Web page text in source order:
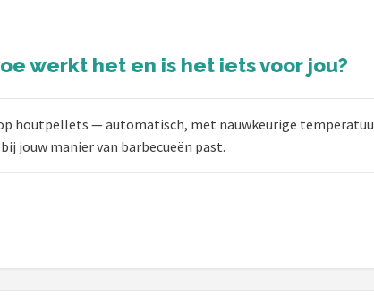
werkt het en is het iets voor jou?
houtpellets — automatisch, met nauwkeurige
jouw manier van barbecueën past.